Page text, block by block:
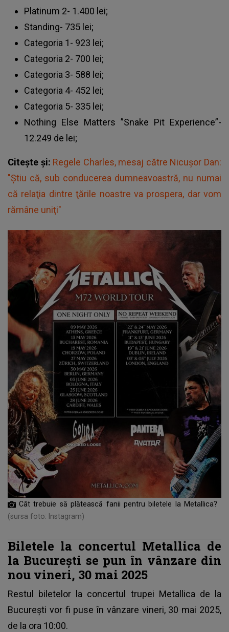
Platinum 2- 1.400 lei;
Standing- 735 lei;
Categoria 1- 923 lei;
Categoria 2- 700 lei;
Categoria 3- 588 lei;
Categoria 4- 452 lei;
Categoria 5- 335 lei;
Nothing Else Matters ”Snake Pit Experience”-
12.249 de lei;
Citește și: Regele Charles, mesaj către Nicuşor Dan:
"Ştiu că, sub conducerea dumneavoastră, nu numai
că relaţia dintre ţările noastre va prospera, dar vom
rămâne uniţi"
Cât trebuie să plătească fanii pentru biletele la Metallica?
(sursa foto: Instagram)
Biletele la concertul Metallica de
la București se pun în vânzare din
nou vineri, 30 mai 2025
Restul biletelor la concertul trupei Metallicade la
București vor fi puse în vânzare vineri, 30 mai 2025,
de la ora 10:00.